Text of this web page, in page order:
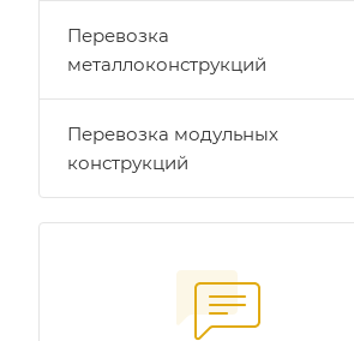
Перевозка
металлоконструкций
Перевозка модульных
конструкций